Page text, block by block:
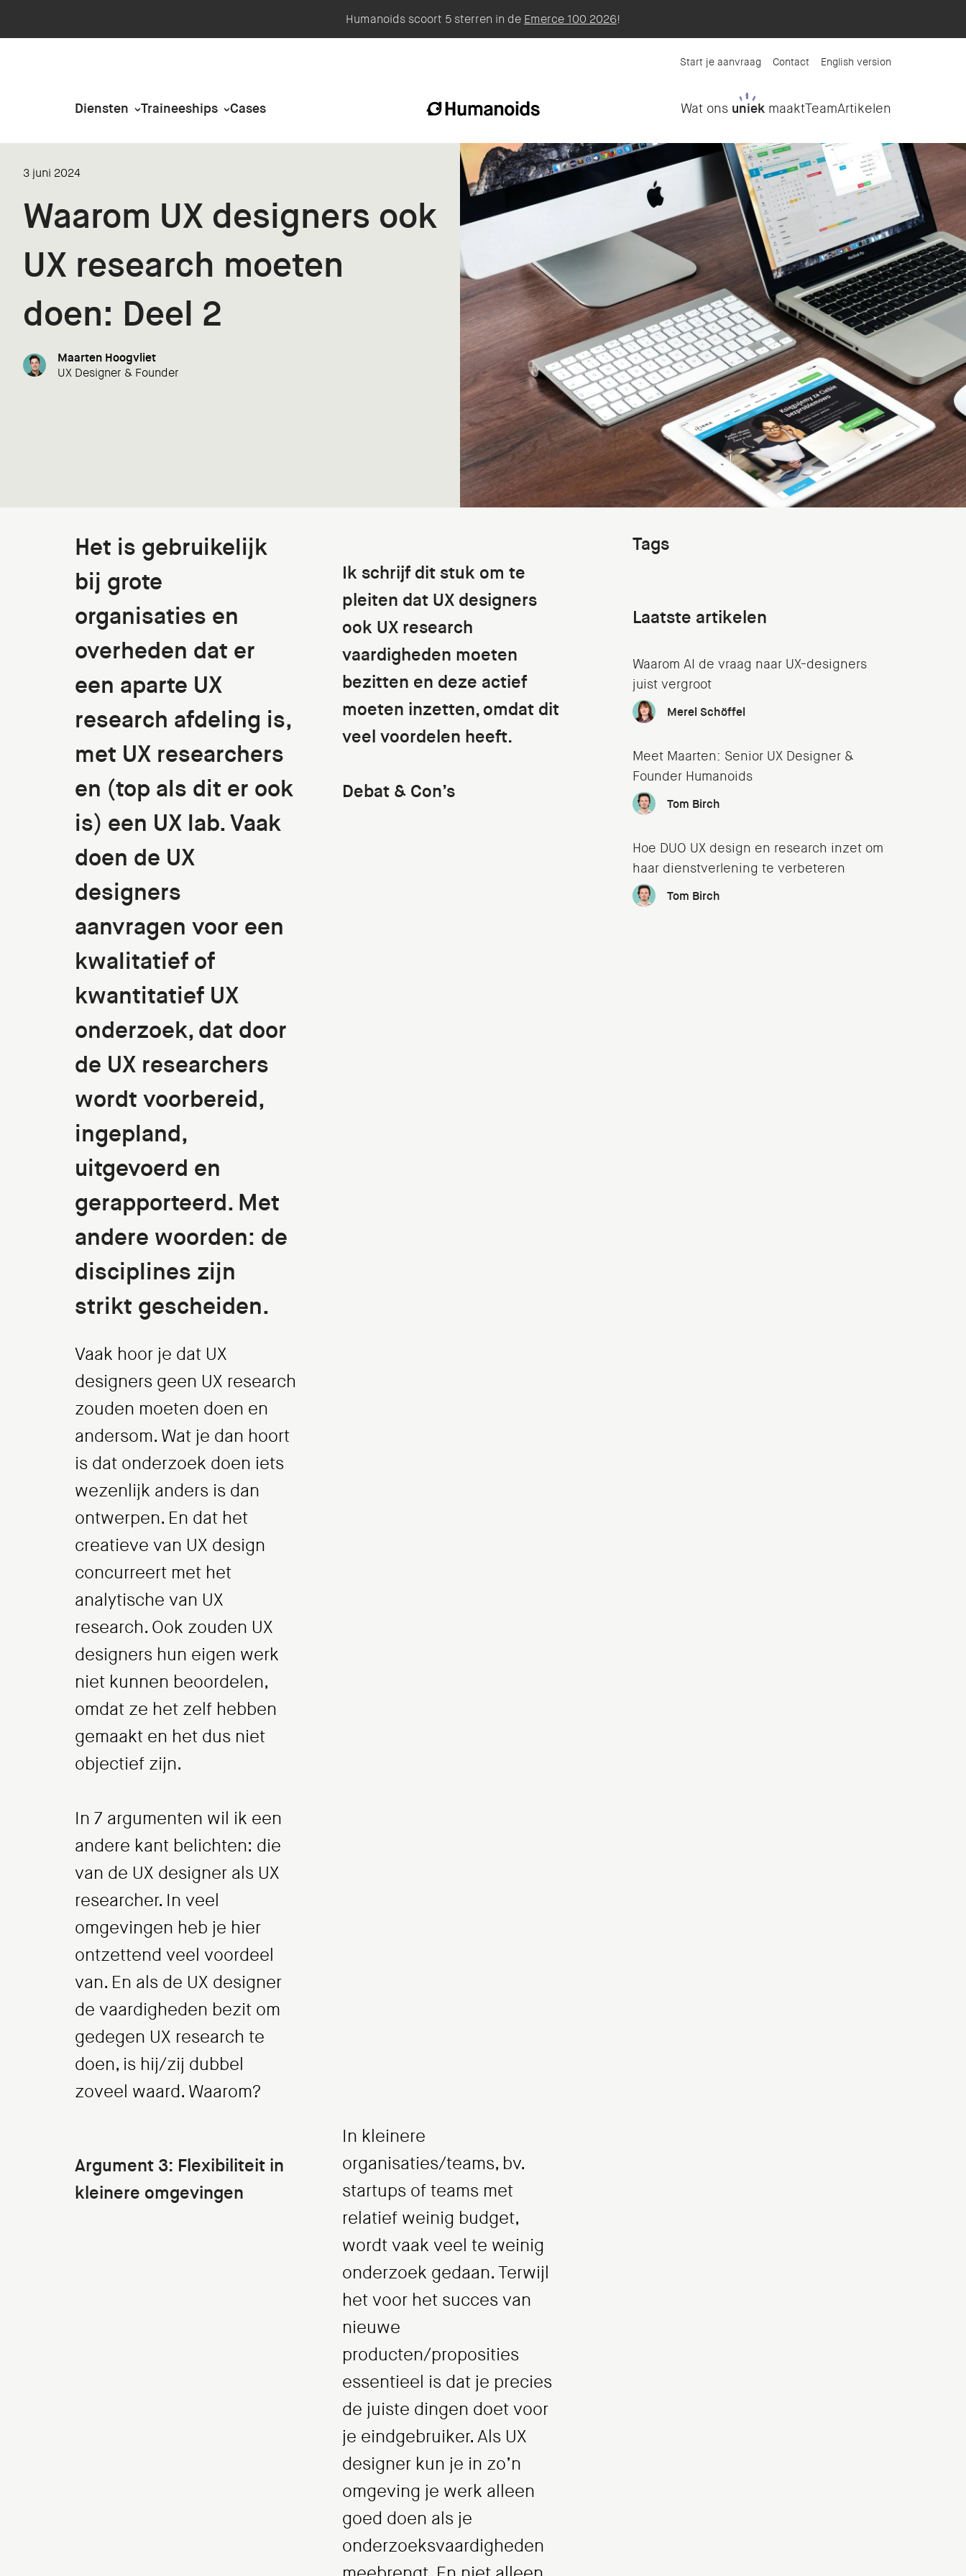
Humanoids scoort 5 sterren in de Emerce 100 2026!
Start je aanvraag Contact English version
Diensten Traineeships Cases Wat ons uniek maaktTeamArtikelen
3 juni 2024
Waarom UX designers ook
UX research moeten
doen: Deel 2
Maarten Hoogvliet
UX Designer & Founder
Het is gebruikelijk
bij grote
organisaties en
overheden dat er
een aparte UX
research afdeling is,
met UX researchers
en (top als dit er ook
is) een UX lab. Vaak
doen de UX
designers
aanvragen voor een
kwalitatief of
kwantitatief UX
onderzoek, dat door
de UX researchers
wordt voorbereid,
ingepland,
uitgevoerd en
gerapporteerd. Met
andere woorden: de
disciplines zijn
strikt gescheiden.
Ik schrijf dit stuk om te
pleiten dat UX designers
ook UX research
vaardigheden moeten
bezitten en deze actief
moeten inzetten, omdat dit
veel voordelen heeft.
Debat & Con’s
Vaak hoor je dat UX
designers geen UX research
zouden moeten doen en
andersom. Wat je dan hoort
is dat onderzoek doen iets
wezenlijk anders is dan
ontwerpen. En dat het
creatieve van UX design
concurreert met het
analytische van UX
research. Ook zouden UX
designers hun eigen werk
niet kunnen beoordelen,
omdat ze het zelf hebben
gemaakt en het dus niet
objectief zijn.
In 7 argumenten wil ik een
andere kant belichten: die
van de UX designer als UX
researcher. In veel
omgevingen heb je hier
ontzettend veel voordeel
van. En als de UX designer
de vaardigheden bezit om
gedegen UX research te
doen, is hij/zij dubbel
zoveel waard. Waarom?
Argument 3: Flexibiliteit in
kleinere omgevingen
In kleinere
organisaties/teams, bv.
startups of teams met
relatief weinig budget,
wordt vaak veel te weinig
onderzoek gedaan. Terwijl
het voor het succes van
nieuwe
producten/proposities
essentieel is dat je precies
de juiste dingen doet voor
je eindgebruiker. Als UX
designer kun je in zo’n
omgeving je werk alleen
goed doen als je
onderzoeksvaardigheden
Tags
Laatste artikelen
Waarom AI de vraag naar UX-designers
juist vergroot
Merel Schöffel
Meet Maarten: Senior UX Designer &
Founder Humanoids
Tom Birch
Hoe DUO UX design en research inzet om
haar dienstverlening te verbeteren
Tom Birch